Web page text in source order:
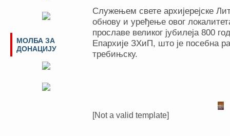
Служењем свете архијерејске
обнову и уређење овог
прославе великог јубилеја 800
Епархије ЗХиП, што је посебна
требињску.
[Not a valid template]
МОЛБА ЗА
ДОНАЦИЈУ